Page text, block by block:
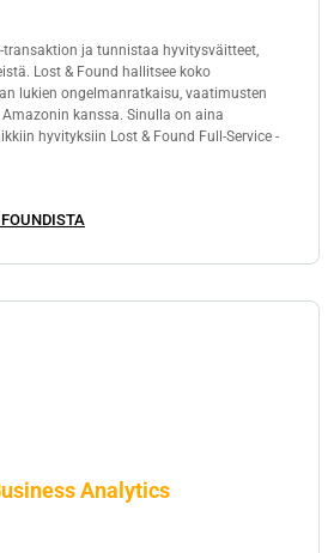
transaktion ja tunnistaa hyvitysväitteet,
Lost & Found hallitsee koko
lukien ongelmanratkaisu, vaatimusten
kanssa. Sinulla on aina
hyvityksiin Lost & Found Full-Service -
Analytics